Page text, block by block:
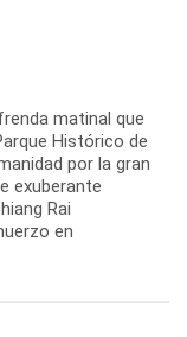
matinal que
Histórico de
por la gran
exuberante
Rai
en